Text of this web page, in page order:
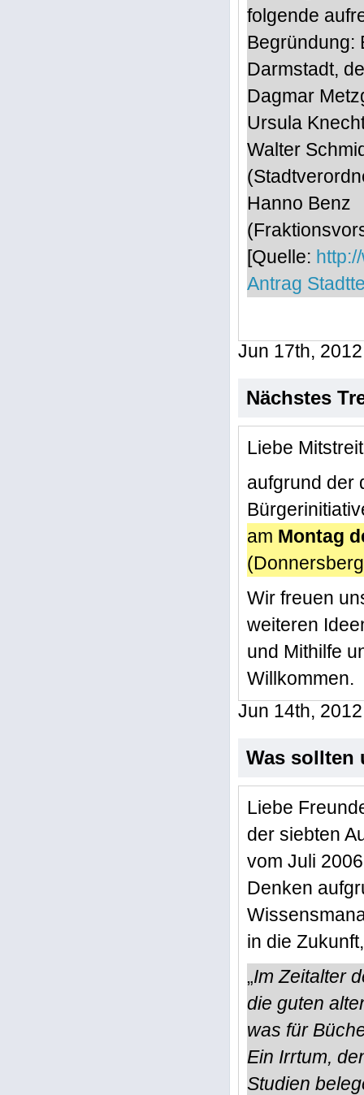
folgende
Begründung:
Darmstadt,
Dagmar
Ursula
Walter
Hanno Benz
[Quelle:
Antrag
Jun 17th, 2012
Nächstes
Liebe
aufgrund der
am Montag
Wir freuen
weiteren
und Mithilfe
Willkommen.
Jun 14th, 2012
Was sollten
Liebe
der siebten
vom Juli
Denken
in die
„Im Zeitalter
die guten
was für
Ein Irrtum,
Studien